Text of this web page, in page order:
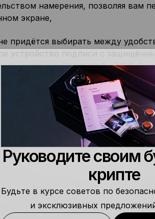
намерения, позволяя вам
экране,
придётся выбирать между
устройство подписи с
экраном, Bluetooth® и NFC. В
ключ Ledger. Теперь
Live становится
как Ledger Live, трекер
Ledger Wallet, где вы можете
активы в разных сетях с полной
из обоих миров: удобное
Руководите своим
крипте
Будьте в курсе советов по
и эксклюзивных